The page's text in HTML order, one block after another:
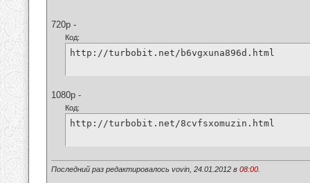
720p -
Код:
http://turbobit.net/b6vgxuna896d.html
1080p -
Код:
http://turbobit.net/8cvfsxomuzin.html
Последний раз редактировалось vovin, 24.01.2012 в 08:00